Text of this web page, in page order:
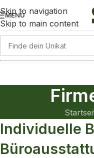
Skip to navigation
Skip to main content
MENÜ
Individuelle